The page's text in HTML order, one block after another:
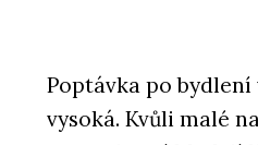
Poptávka po bydlení
vysoká. Kvůli malé